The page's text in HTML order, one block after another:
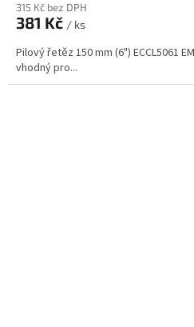
315 Kč bez DPH
381 Kč / ks
Pilový řetěz 150 mm (6") ECCL5061
vhodný pro...